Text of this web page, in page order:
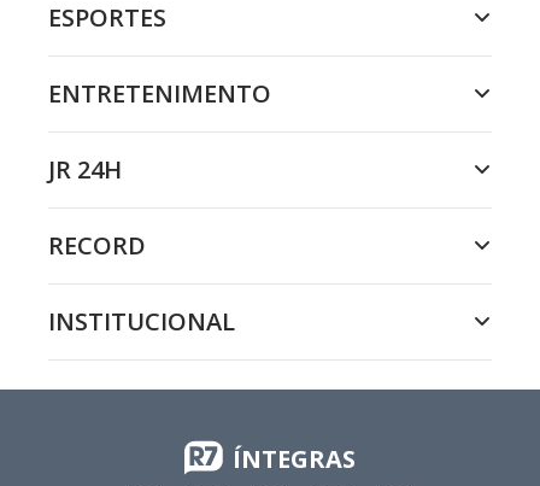
ESPORTES
ENTRETENIMENTO
JR 24H
RECORD
INSTITUCIONAL
ÍNTEGRAS